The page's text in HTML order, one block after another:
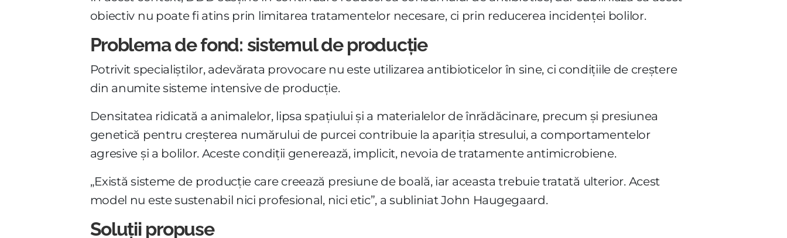
obiectiv nu poate fi atins prin limitarea tratamentelor necesare, ci prin reducerea incidenței bolilor.
Problema de fond: sistemul de producție
Potrivit specialiștilor, adevărata provocare nu este utilizarea antibioticelor în sine, ci condițiile de creștere
din anumite sisteme intensive de producție.
Densitatea ridicată a animalelor, lipsa spațiului și a materialelor de înrădăcinare, precum și presiunea
genetică pentru creșterea numărului de purcei contribuie la apariția stresului, a comportamentelor
agresive și a bolilor. Aceste condiții generează, implicit, nevoia de tratamente antimicrobiene.
„Există sisteme de producție care creează presiune de boală, iar aceasta trebuie tratată ulterior. Acest
model nu este sustenabil nici profesional, nici etic”, a subliniat John Haugegaard.
Soluții propuse